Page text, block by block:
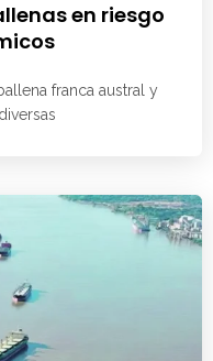
en riesgo
franca austral y